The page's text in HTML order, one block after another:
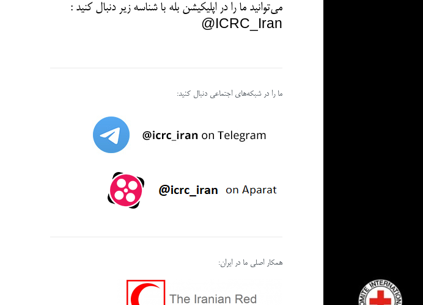
می‌توانید ما را در اپلیکیشن بله با شناسه زیردنبال کنید :
ICRC_Iran@
ما را در شبکه‌های اجتماعی دنبال کنید:
همکار اصلی ما در ایران: